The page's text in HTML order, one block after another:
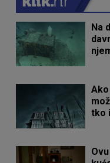
Na
tko